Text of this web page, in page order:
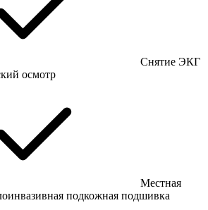
Снятие ЭКГ
осмотр
Местная
подкожная подшивка